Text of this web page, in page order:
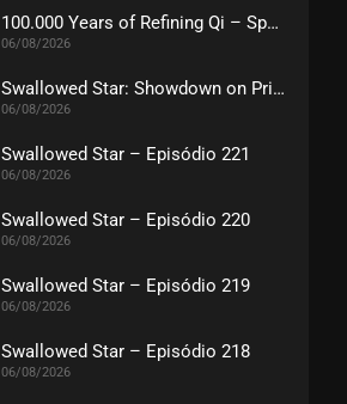
ASSISTIDO
EPISÓDIO 66 (23)
fevereiro 03, 2026
janeiro 27, 2026
100.000 Years of Refining Qi – Special
06/08/2026
Swallowed Star: Showdown on Primeval Star – O Filme
06/08/2026
Swallowed Star – Episódio 221
06/08/2026
Swallowed Star – Episódio 220
06/08/2026
Swallowed Star – Episódio 219
06/08/2026
Swallowed Star – Episódio 218
06/08/2026